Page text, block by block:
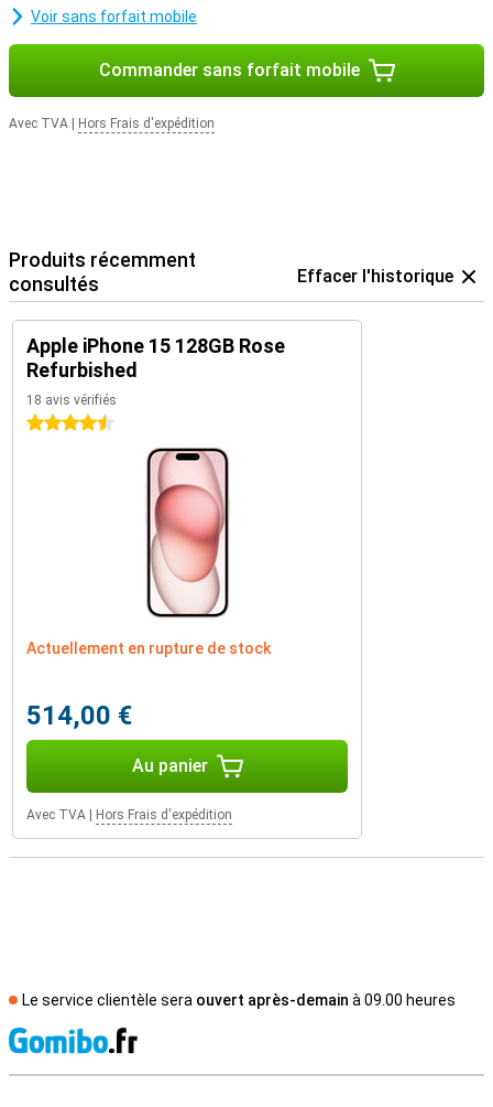
Voir sans forfait mobile
Commander sans forfait mobile
Avec TVA Hors Frais d'expédition
Produits récemment
consultés
Effacer l'historique
Apple iPhone 15 128GB Rose
Refurbished
18 avis vérifiés
4.5 étoiles
Actuellement en rupture de stock
514,00 €
Au panier
Avec TVA Hors Frais d'expédition
Le service clientèle sera ouvert après-demain à 09.00 heures